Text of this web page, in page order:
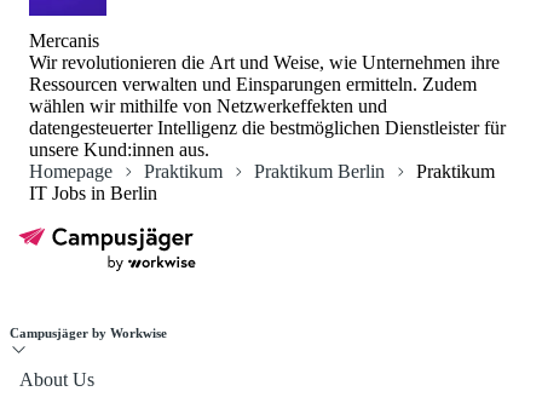
Mercanis
Wir revolutionieren die Art und Weise, wie Unternehmen ihre
Ressourcen verwalten und Einsparungen ermitteln. Zudem
wählen wir mithilfe von Netzwerkeffekten und
datengesteuerter Intelligenz die bestmöglichen Dienstleister für
unsere Kund:innen aus.
Homepage
Praktikum Praktikum Berlin
Praktikum
IT Jobs in Berlin
Campusjäger by Workwise
About Us